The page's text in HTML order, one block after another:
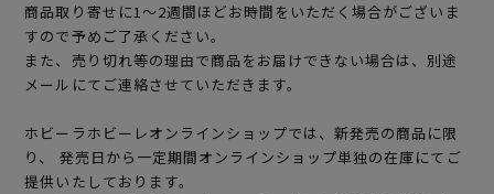
商品取り寄せに1～2週間ほどお時間をいただく場合がございま
すので予めご了承ください。
また、売り切れ等の理由で商品をお届けできない場合は、別途
メールにてご連絡させていただきます。
ホビーラホビーレオンラインショップでは、新発売の商品に限
り、 発売日から一定期間オンラインショップ単独の在庫にてご
提供いたしております。